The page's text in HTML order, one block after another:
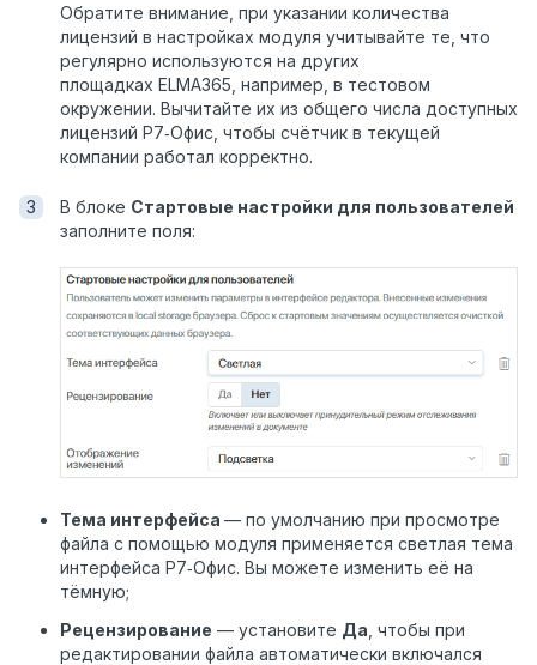
Обратите внимание, при указании количества
лицензий в настройках модуля учитывайте те, что
регулярно используются на других
площадках ELMA365, например, в тестовом
окружении. Вычитайте их из общего числа доступных
лицензий Р7‑Офис, чтобы счётчик в текущей
компании работал корректно.
В блоке Стартовые настройки для пользователей
заполните поля:
Тема интерфейса — по умолчанию при просмотре
файла с помощью модуля применяется светлая тема
интерфейса Р7‑Офис. Вы можете изменить её на
тёмную;
Рецензирование — установите Да , чтобы при
редактировании файла автоматически включался